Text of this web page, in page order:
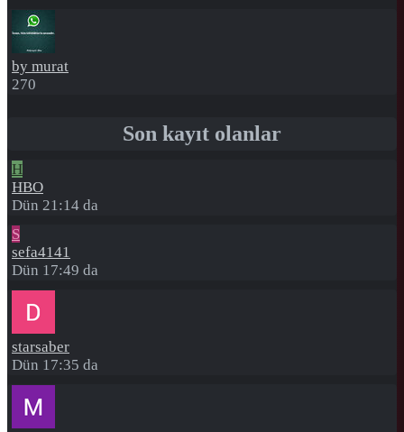
by murat
270
Son kayıt olanlar
H
HBO
Dün 21:14 da
S
sefa4141
Dün 17:49 da
starsaber
Dün 17:35 da